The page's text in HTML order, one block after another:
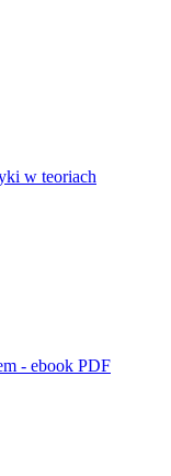
w teoriach
- ebook PDF